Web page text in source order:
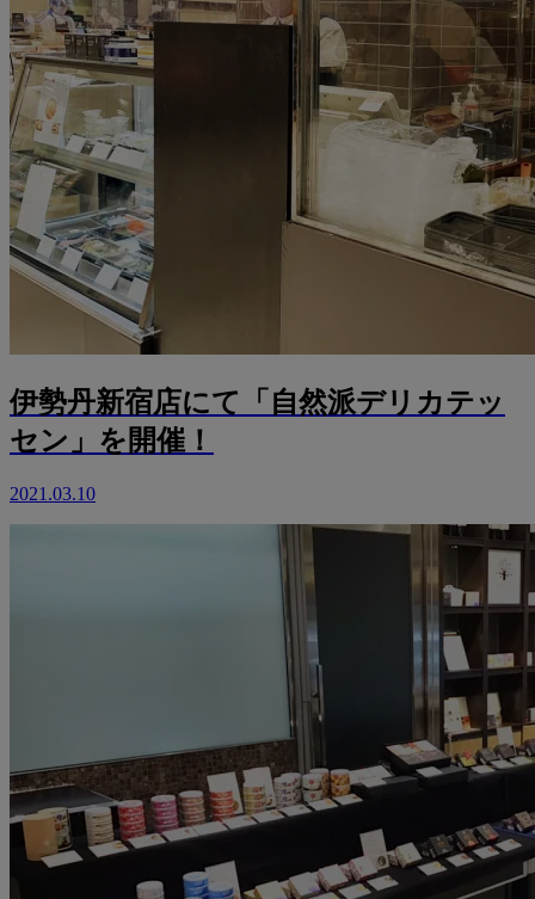
伊勢丹新宿店にて「自然派デリカテッ
セン」を開催！
2021.03.10